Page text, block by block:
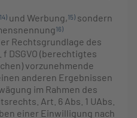
14) und Werbung,15) sondern
16)
Rechtsgrundlage des
f DSGVO (berechtigtes
vorzunehmende
anderen Ergebnissen
im Rahmen des
Art. 6 Abs. 1 UAbs.
einer Einwilligung nach